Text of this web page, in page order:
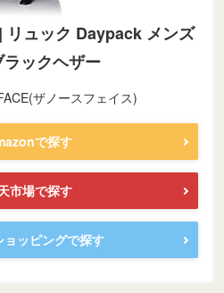
リュック Daypack メンズ
ックヘザー
ザノースフェイス)
で探す
市場で探す
ッピングで探す